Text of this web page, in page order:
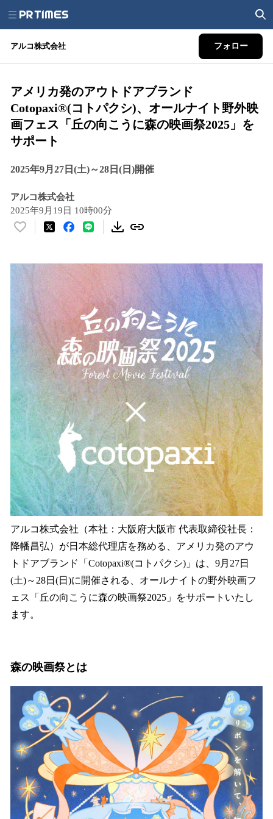
アルコ株式会社 フォロー
アメリカ発のアウトドアブランド
Cotopaxi®(コトパクシ)、オールナイト野外映
画フェス「丘の向こうに森の映画祭2025」を
サポート
2025年9月27日(土)～28日(日)開催
アルコ株式会社
2025年9月19日 10時00分
い
！
数
を
読
み
込
み
中
で
す
アルコ株式会社（本社：大阪府大阪市 代表取締役社長：
降幡昌弘）が日本総代理店を務める、アメリカ発のアウ
トドアブランド「Cotopaxi®(コトパクシ)」は、9月27日
(土)～28日(日)に開催される、オールナイトの野外映画フ
ェス「丘の向こうに森の映画祭2025」をサポートいたし
ます。
森の映画祭とは